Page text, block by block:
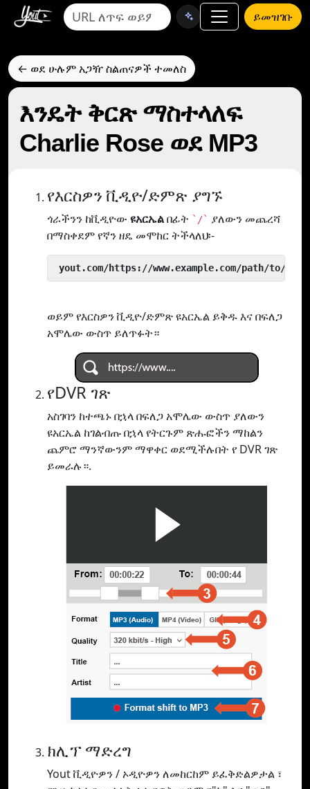
ይመዝገቡ
← ወደ ሁሉም አጋዥ ስልጠናዎች ተመለስ
እንዴት ቅርጽ ማስተላለፍ
Charlie Rose ወደ MP3
የእርስዎን ቪዲዮ/ድምጽ ያግኙ
ጎራችንን ከቪዲዮው ዩአርኤልበፊት `/` ያለውን መጨረሻ
በማስቀደም የኛን ዘዴ መሞከር ትችላለህ፡-
yout.com/https://www.example.com/path/to/
ወይም የእርስዎን ቪዲዮ/ድምጽ ዩአርኤል ይቅዱ እና በፍለጋ
አሞሌው ውስጥ ይለጥፉት።
የDVR ገጽ
አስገባን ከተጫኑ በኋላ በፍለጋ አሞሌው ውስጥ ያለውን
ዩአርኤል ከገልብጡ በኋላ የትርጉም ጽሑፎችን ማከልን
ጨምሮ ማንኛውንም ማዋቀር ወደሚችሉበት የ DVR ገጽ
ይመራሉ።.
ክሊፕ ማድረግ
Yout ቪዲዮዎን / ኦዲዮዎን ለመከርከም ይፈቅድልዎታል ፣